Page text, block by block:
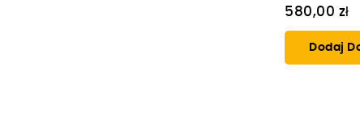
580,00 zł
Dodaj